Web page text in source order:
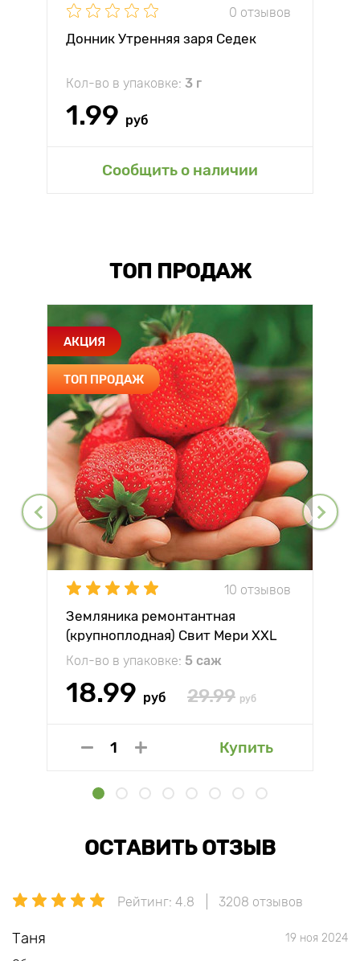
0 отзывов
Донник Утренняя заря Седек
Кол-во в упаковке: 3 г
1.99 руб
Сообщить о наличии
ТОП ПРОДАЖ
АКЦИЯ
ТОП ПРОДАЖ
10 отзывов
Земляника ремонтантная
(крупноплодная) Свит Мери XXL
Кол-во в упаковке: 5 саж
18.99 руб 29.99 руб
Купить
ОСТАВИТЬ ОТЗЫВ
Рейтинг: 4.8 3208 отзывов
Таня 19 ноя 2024